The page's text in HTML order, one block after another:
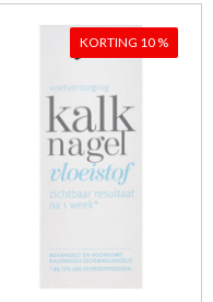
KORTING 10 %